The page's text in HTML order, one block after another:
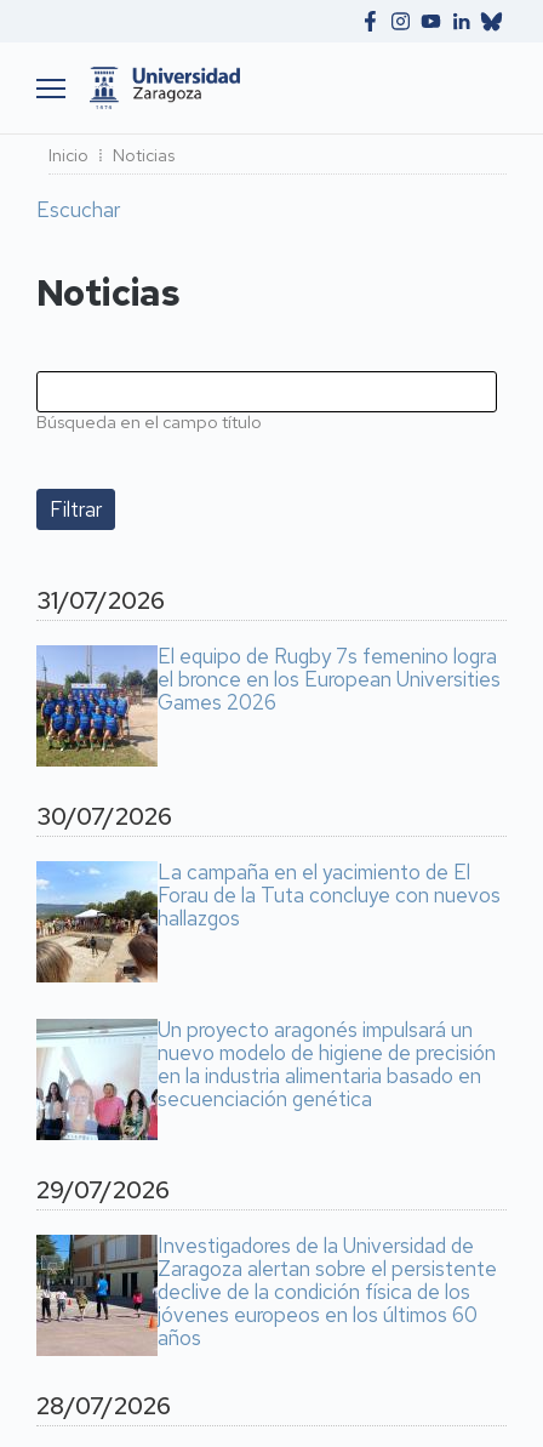
Ruta
de
navegación
Inicio Noticias
Escuchar
Noticias
Búsqueda en el campo título
31/07/2026
El equipo de Rugby 7s femenino logra
el bronce en los European Universities
Games 2026
30/07/2026
La campaña en el yacimiento de El
Forau de la Tuta concluye con nuevos
hallazgos
Un proyecto aragonés impulsará un
nuevo modelo de higiene de precisión
en la industria alimentaria basado en
secuenciación genética
29/07/2026
Investigadores de la Universidad de
Zaragoza alertan sobre el persistente
declive de la condición física de los
jóvenes europeos en los últimos 60
años
28/07/2026